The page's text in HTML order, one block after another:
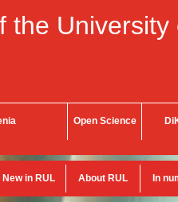
the
Open Science
New in RUL About RUL In